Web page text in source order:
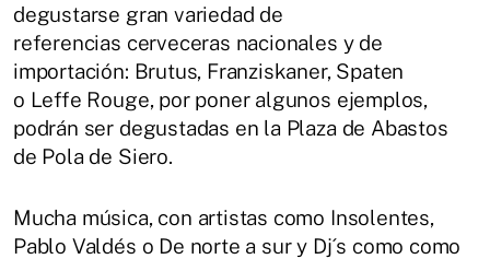
degustarse gran variedad de
referencias cerveceras nacionales y de
importación: Brutus, Franziskaner, Spaten
o Leffe Rouge, por poner algunos ejemplos,
podrán ser degustadas en la Plaza de Abastos
de Pola de Siero.
Mucha música, con artistas como Insolentes,
Pablo Valdés o De norte a sur y Dj´s como como